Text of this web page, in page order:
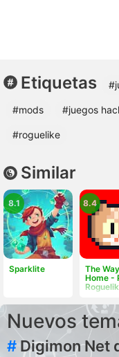
Etiquetas
#mods #juegos
#roguelike
Similar
Sparklite
8.1
The Way
Home -
8.4
Nuevos
# Digimon Net